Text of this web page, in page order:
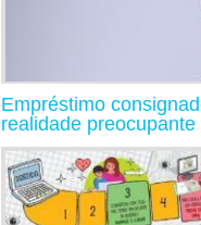
Empréstimo
realidade